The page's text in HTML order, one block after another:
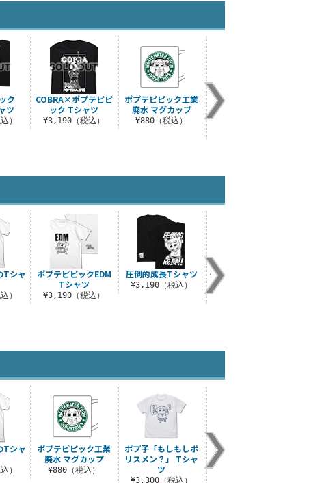
ク
ツ
）
COBRA×ポプテピピ
ック Tシャツ
¥3,190（税込）
ポプテピピック工業
廃水 マグカップ
¥880（税込）
★限定★ポプテピピ
ックSUITSUCKオッ
クスフォードシャツ..
Tシャ
）
ポプテピピックEDM
Tシャツ
¥3,190（税込）
圧倒的成長Tシャツ
¥3,190（税込）
クソミュージックTシ
Tシャ
）
ポプテピピック工業
廃水 マグカップ
¥880（税込）
ポプ子「もしもしポ
リスメン？」 Tシャ
ツ
¥3,300（税込）
ポプ子「もしもしポ
リスメン？」 セリフ